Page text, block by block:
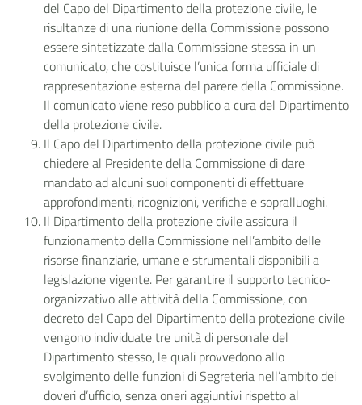
del Capo del Dipartimento della protezione civile, le
risultanze di una riunione della Commissione possono
essere sintetizzate dalla Commissione stessa in un
comunicato, che costituisce l’unica forma ufficiale di
rappresentazione esterna del parere della Commissione.
Il comunicato viene reso pubblico a cura del Dipartimento
della protezione civile.
Il Capo del Dipartimento della protezione civile può
chiedere al Presidente della Commissione di dare
mandato ad alcuni suoi componenti di effettuare
approfondimenti, ricognizioni, verifiche e sopralluoghi.
Il Dipartimento della protezione civile assicura il
funzionamento della Commissione nell’ambito delle
risorse finanziarie, umane e strumentali disponibili a
legislazione vigente. Per garantire il supporto tecnico-
organizzativo alle attività della Commissione, con
decreto del Capo del Dipartimento della protezione civile
vengono individuate tre unità di personale del
Dipartimento stesso, le quali provvedono allo
svolgimento delle funzioni di Segreteria nell’ambito dei
doveri d’ufficio, senza oneri aggiuntivi rispetto al